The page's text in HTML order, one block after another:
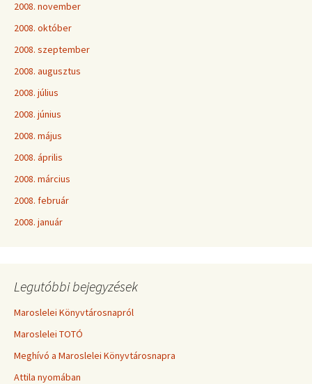
2008. november
2008. október
2008. szeptember
2008. augusztus
2008. július
2008. június
2008. május
2008. április
2008. március
2008. február
2008. január
Legutóbbi bejegyzések
Maroslelei Könyvtárosnapról
Maroslelei TOTÓ
Meghívó a Maroslelei Könyvtárosnapra
Attila nyomában